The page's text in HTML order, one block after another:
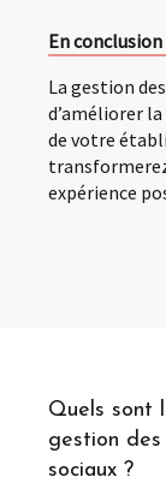
En conclusion
La gestion
d’améliorer
de votre
expérience
Quels sont
gestion des
sociaux ?